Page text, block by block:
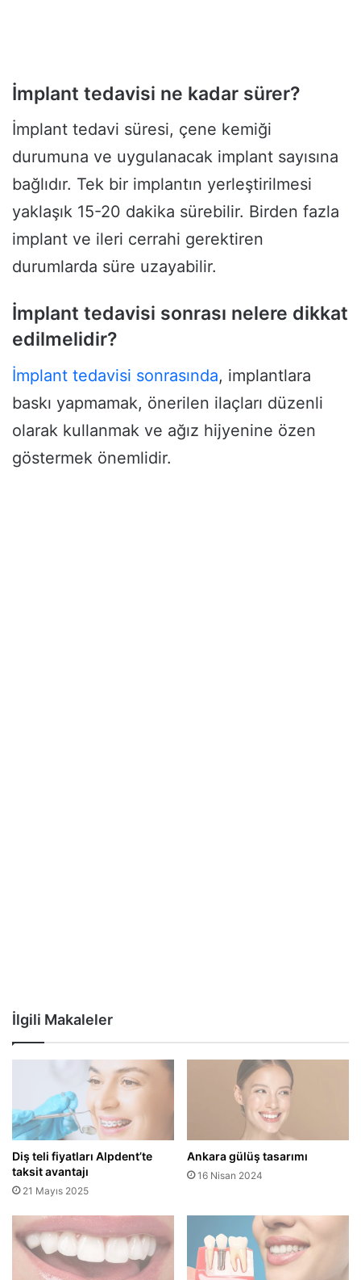
İmplant tedavisi ne kadar sürer?
İmplant tedavi süresi, çene kemiği
durumuna ve uygulanacak implant sayısına
bağlıdır. Tek bir implantın yerleştirilmesi
yaklaşık 15-20 dakika sürebilir. Birden fazla
implant ve ileri cerrahi gerektiren
durumlarda süre uzayabilir.
İmplant tedavisi sonrası nelere dikkat
edilmelidir?
İmplant tedavisi sonrasında, implantlara
baskı yapmamak, önerilen ilaçları düzenli
olarak kullanmak ve ağız hijyenine özen
göstermek önemlidir.
İlgili Makaleler
Diş teli fiyatları Alpdent’te
taksit avantajı
21 Mayıs 2025
Ankara gülüş tasarımı
16 Nisan 2024